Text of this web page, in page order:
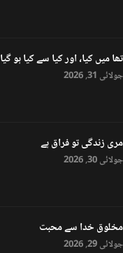
تھا میں کیا، اور کیا سے کیا ہو گیا
جولائی 31, 2026
مری زندگی تو فراق ہے
جولائی 30, 2026
مخلوق خدا سے محبت
جولائی 29, 2026